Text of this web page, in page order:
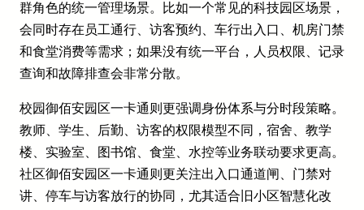
群角色的统一管理场景。比如一个常见的科技园区场景，
会同时存在员工通行、访客预约、车行出入口、机房门禁
和食堂消费等需求；如果没有统一平台，人员权限、记录
查询和故障排查会非常分散。
校园御佰安园区一卡通则更强调身份体系与分时段策略。
教师、学生、后勤、访客的权限模型不同，宿舍、教学
楼、实验室、图书馆、食堂、水控等业务联动要求更高。
社区御佰安园区一卡通则更关注出入口通道闸、门禁对
讲、停车与访客放行的协同，尤其适合旧小区智慧化改